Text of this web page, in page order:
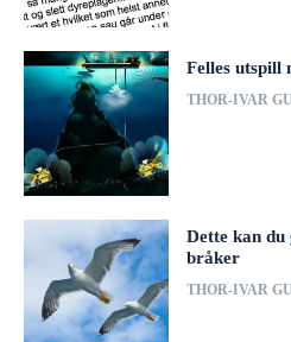
Felles utspill
THOR-IVAR
Dette kan
bråker
THOR-IVAR